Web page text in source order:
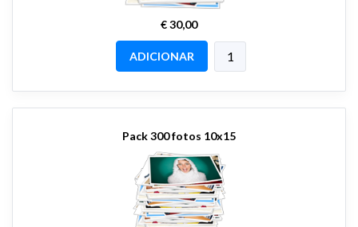
€ 30,00
ADICIONAR
Pack 300 fotos 10x15